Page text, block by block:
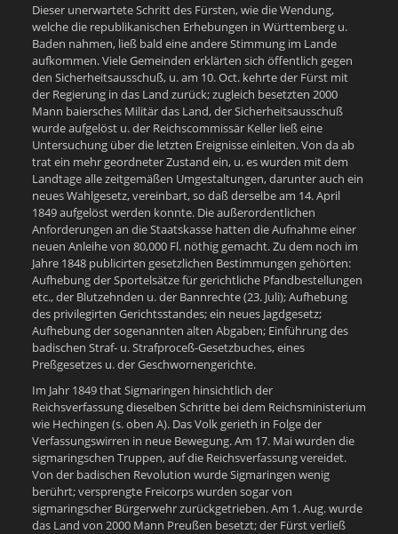
Dieser unerwartete Schritt des Fürsten, wie die Wendung,
welche die republikanischen Erhebungen in Württemberg u.
Baden nahmen, ließ bald eine andere Stimmung im Lande
aufkommen. Viele Gemeinden erklärten sich öffentlich gegen
den Sicherheitsausschuß, u. am 10. Oct. kehrte der Fürst mit
der Regierung in das Land zurück; zugleich besetzten 2000
Mann baiersches Militär das Land, der Sicherheitsausschuß
wurde aufgelöst u. der Reichscommissär Keller ließ eine
Untersuchung über die letzten Ereignisse einleiten. Von da ab
trat ein mehr geordneter Zustand ein, u. es wurden mit dem
Landtage alle zeitgemäßen Umgestaltungen, darunter auch ein
neues Wahlgesetz, vereinbart, so daß derselbe am 14. April
1849 aufgelöst werden konnte. Die außerordentlichen
Anforderungen an die Staatskasse hatten die Aufnahme einer
neuen Anleihe von 80,000 Fl. nöthig gemacht. Zu dem noch im
Jahre 1848 publicirten gesetzlichen Bestimmungen gehörten:
Aufhebung der Sportelsätze für gerichtliche Pfandbestellungen
etc., der Blutzehnden u. der Bannrechte (23. Juli); Aufhebung
des privilegirten Gerichtsstandes; ein neues Jagdgesetz;
Aufhebung der sogenannten alten Abgaben; Einführung des
badischen Straf- u. Strafproceß-Gesetzbuches, eines
Preßgesetzes u. der Geschwornengerichte.
Im Jahr 1849 that Sigmaringen hinsichtlich der
Reichsverfassung dieselben Schritte bei dem Reichsministerium
wie Hechingen (s. oben A). Das Volk gerieth in Folge der
Verfassungswirren in neue Bewegung. Am 17. Mai wurden die
sigmaringschen Truppen, auf die Reichsverfassung vereidet.
Von der badischen Revolution wurde Sigmaringen wenig
berührt; versprengte Freicorps wurden sogar von
sigmaringscher Bürgerwehr zurückgetrieben. Am 1. Aug. wurde
das Land von 2000 Mann Preußen besetzt; der Fürst verließ